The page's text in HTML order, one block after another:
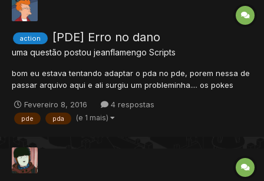
action [PDE] Erro no dano
uma questão postou jeanflamengo Scripts
bom eu estava tentando adaptar o pda no pde, porem nessa de
passar arquivo aqui e ali surgiu um probleminha.... os pokes
para morrer, exemplo: venu selvagem com vida no vermelho
estava tomando hit de 3k do magma storm venu selvagem qnd
Fevereiro 8, 2016 4 respostas
pde pda (e 1 mais)